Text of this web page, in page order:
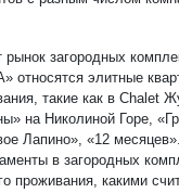
загородных
относятся элитные
такие как в Chalet
на Николиной Горе,
Лапино», «12
в загородных
проживания, какими